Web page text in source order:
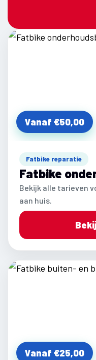
Vanaf €50,00
Fatbike reparatie
Fatbike
Bekijk alle tarieven
aan huis.
Vanaf €25,00